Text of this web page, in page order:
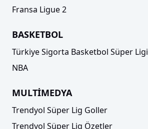
Fransa Ligue 2
BASKETBOL
Türkiye Sigorta Basketbol Süper Ligi
NBA
MULTİMEDYA
Trendyol Süper Lig Goller
Trendyol Süper Lig Özetler